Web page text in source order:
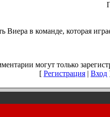
Виера в команде, которая
могут только
[ Регистрация | Вход